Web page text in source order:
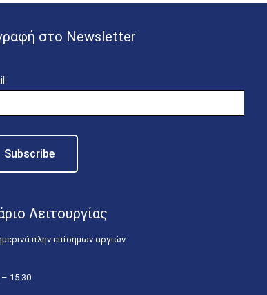
στο Newsletter
Λειτουργίας
πλην επίσημων αργιών
15.30